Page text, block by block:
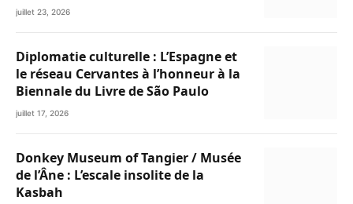
juillet 23, 2026
Diplomatie culturelle : L’Espagne et
le réseau Cervantes à l’honneur à la
Biennale du Livre de São Paulo
juillet 17, 2026
Donkey Museum of Tangier / Musée
de l’Âne : L’escale insolite de la
Kasbah